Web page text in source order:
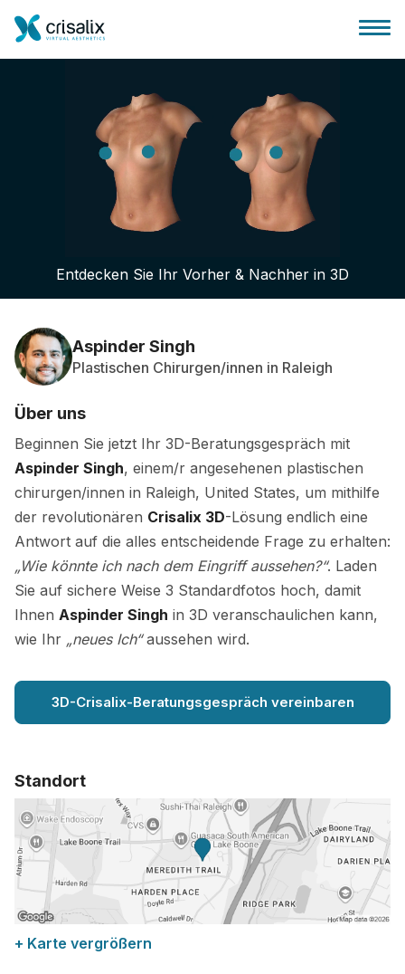
Startseite für Chirurgen
3D-Business-Plattform
Pläne
Bewertungen von Patienten
Entdecken Sie Ihr Vorher & Nachher in 3D
Aspinder Singh
Plastischen Chirurgen/innen in Raleigh
Über uns
Beginnen Sie jetzt Ihr 3D-Beratungsgespräch mit
Aspinder Singh, einem/r angesehenen plastischen
chirurgen/innen in Raleigh, United States, um mithilfe
der revolutionären Crisalix 3D-Lösung endlich eine
Antwort auf die alles entscheidende Frage zu erhalten:
„Wie könnte ich nach dem Eingriff aussehen?“. Laden
Sie auf sichere Weise 3 Standardfotos hoch, damit
Ihnen Aspinder Singh in 3D veranschaulichen kann,
wie Ihr „neues Ich“aussehen wird.
3D-Crisalix-Beratungsgespräch vereinbaren
Standort
+ Karte vergrößern